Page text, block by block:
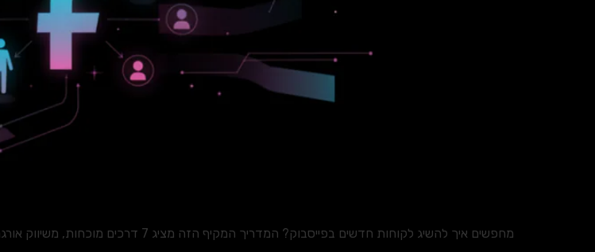
מחפשים איך להשיג לקוחות חדשים בפייסבוק? המדריך המקיף הזה מציג 7 דרכים מוכחות, משיווק אורגני ועד קמפיינים ממומנים, עם נתונים וטיפים פרקטיים.